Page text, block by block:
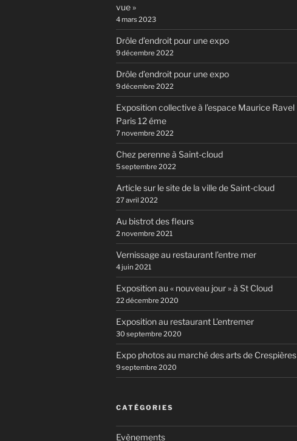
vue »
4 mars 2023
Drôle d’endroit pour une expo
9 décembre 2022
Drôle d’endroit pour une expo
9 décembre 2022
Exposition collective à l’espace Maurice Ravel
Paris 12 éme
7 novembre 2022
Chez perenne à Saint-cloud
5 septembre 2022
Article sur le site de la ville de Saint-cloud
27 avril 2022
Au bistrot des fleurs
2 novembre 2021
Vernissage au restaurant l’entre mer
4 juin 2021
Exposition au « nouveau jour » à St Cloud
22 décembre 2020
Exposition au restaurant L’entremer
30 septembre 2020
Expo photos au marché des arts de Crespières
9 septembre 2020
CATÉGORIES
Evènements